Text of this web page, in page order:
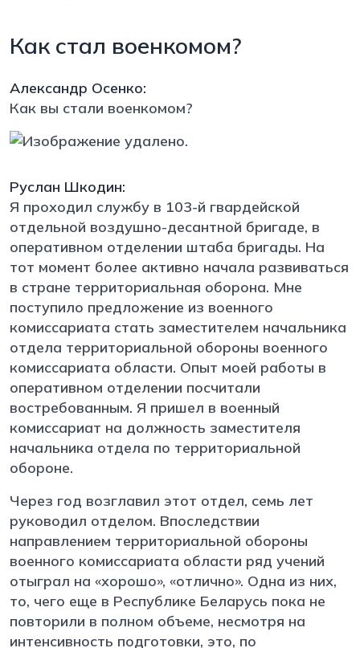
Как стал военкомом?
Александр Осенко:
Как вы стали военкомом?
Руслан Шкодин:
Я проходил службу в 103-й гвардейской
отдельной воздушно-десантной бригаде, в
оперативном отделении штаба бригады. На
тот момент более активно начала развиваться
в стране территориальная оборона. Мне
поступило предложение из военного
комиссариата стать заместителем начальника
отдела территориальной обороны военного
комиссариата области. Опыт моей работы в
оперативном отделении посчитали
востребованным. Я пришел в военный
комиссариат на должность заместителя
начальника отдела по территориальной
обороне.
Через год возглавил этот отдел, семь лет
руководил отделом. Впоследствии
направлением территориальной обороны
военного комиссариата области ряд учений
отыграл на «хорошо», «отлично». Одна из них,
то, чего еще в Республике Беларусь пока не
повторили в полном объеме, несмотря на
интенсивность подготовки, это, по